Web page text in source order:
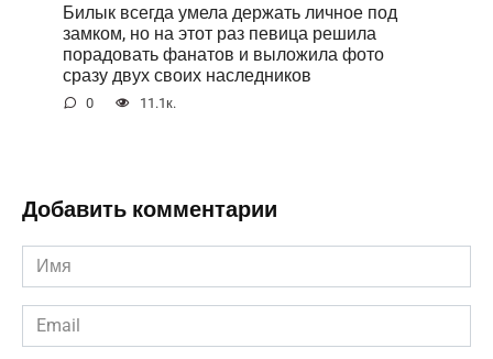
Билык всегда умела держать личное под
замком, но на этот раз певица решила
порадовать фанатов и выложила фото
сразу двух своих наследников
0 11.1к.
Добавить комментарии
Имя
*
Email
*